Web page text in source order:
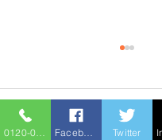
コメント
Twitter